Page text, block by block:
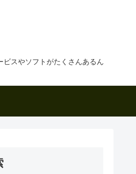
スやソフトがたくさんあるん